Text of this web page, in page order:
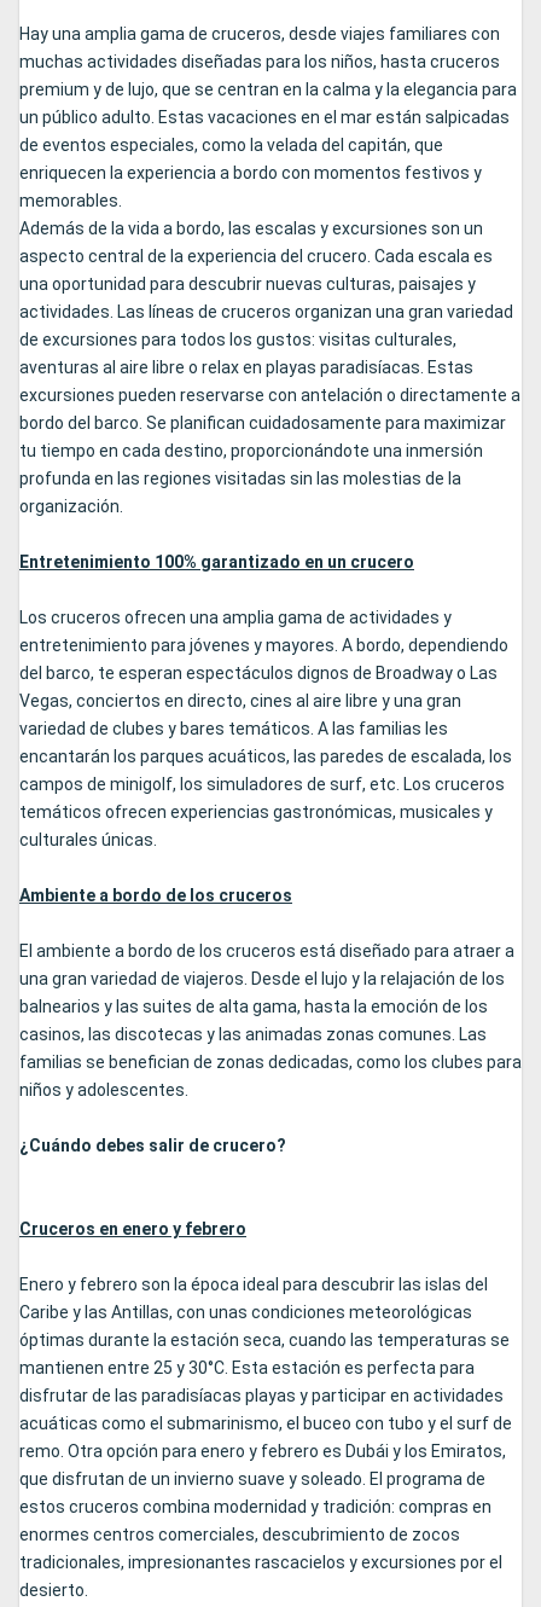
Hay una amplia gama de cruceros, desde viajes familiares con
muchas actividades diseñadas para los niños, hasta cruceros
premium y de lujo, que se centran en la calma y la elegancia para
un público adulto. Estas vacaciones en el mar están salpicadas
de eventos especiales, como la velada del capitán, que
enriquecen la experiencia a bordo con momentos festivos y
memorables.
Además de la vida a bordo, las escalas y excursiones son un
aspecto central de la experiencia del crucero. Cada escala es
una oportunidad para descubrir nuevas culturas, paisajes y
actividades. Las líneas de cruceros organizan una gran variedad
de excursiones para todos los gustos: visitas culturales,
aventuras al aire libre o relax en playas paradisíacas. Estas
excursiones pueden reservarse con antelación o directamente a
bordo del barco. Se planifican cuidadosamente para maximizar
tu tiempo en cada destino, proporcionándote una inmersión
profunda en las regiones visitadas sin las molestias de la
organización.
Entretenimiento 100% garantizado en un crucero
Los cruceros ofrecen una amplia gama de actividades y
entretenimiento para jóvenes y mayores. A bordo, dependiendo
del barco, te esperan espectáculos dignos de Broadway o Las
Vegas, conciertos en directo, cines al aire libre y una gran
variedad de clubes y bares temáticos. A las familias les
encantarán los parques acuáticos, las paredes de escalada, los
campos de minigolf, los simuladores de surf, etc. Los cruceros
temáticos ofrecen experiencias gastronómicas, musicales y
culturales únicas.
Ambiente a bordo de los cruceros
El ambiente a bordo de los cruceros está diseñado para atraer a
una gran variedad de viajeros. Desde el lujo y la relajación de los
balnearios y las suites de alta gama, hasta la emoción de los
casinos, las discotecas y las animadas zonas comunes. Las
familias se benefician de zonas dedicadas, como los clubes para
niños y adolescentes.
¿Cuándo debes salir de crucero?
Cruceros en enero y febrero
Enero y febrero son la época ideal para descubrir las islas del
Caribe y las Antillas, con unas condiciones meteorológicas
óptimas durante la estación seca, cuando las temperaturas se
mantienen entre 25 y 30°C. Esta estación es perfecta para
disfrutar de las paradisíacas playas y participar en actividades
acuáticas como el submarinismo, el buceo con tubo y el surf de
remo. Otra opción para enero y febrero es Dubái y los Emiratos,
que disfrutan de un invierno suave y soleado. El programa de
estos cruceros combina modernidad y tradición: compras en
enormes centros comerciales, descubrimiento de zocos
tradicionales, impresionantes rascacielos y excursiones por el
desierto.